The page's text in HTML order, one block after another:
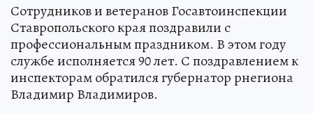
Сотрудников и ветеранов Госавтоинспекции
Ставропольского края поздравили с
профессиональным праздником. В этом году
службе исполняется 90 лет. С поздравлением к
инспекторам обратился губернатор рнегиона
Владимир Владимиров.